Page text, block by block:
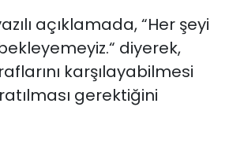
açıklamada, “Her şeyi
diyerek,
karşılayabilmesi
gerektiğini